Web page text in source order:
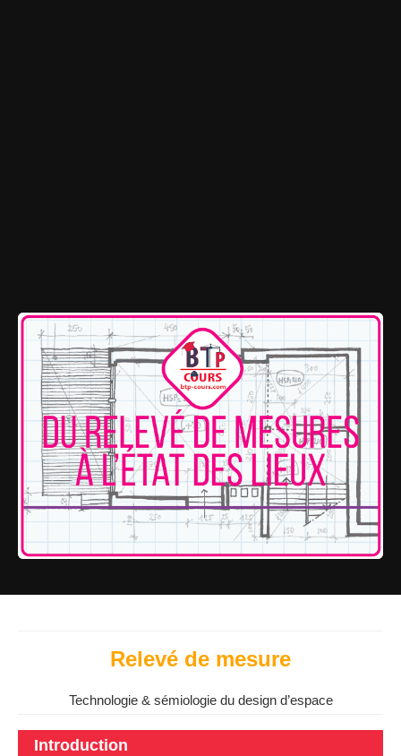
Relevé de mesure
Technologie & sémiologie du design d’espace
Introduction